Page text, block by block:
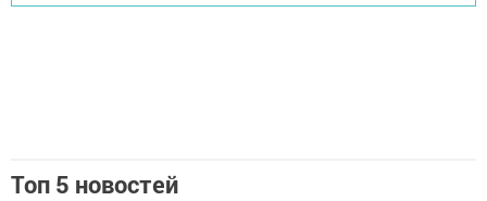
Топ 5 новостей